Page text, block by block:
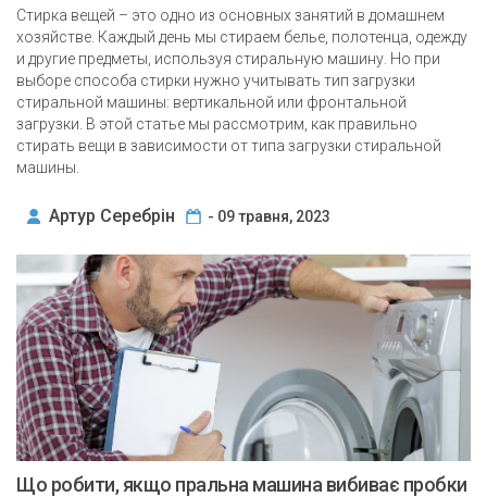
Стирка вещей – это одно из основных занятий в домашнем
хозяйстве. Каждый день мы стираем белье, полотенца, одежду
и другие предметы, используя стиральную машину. Но при
выборе способа стирки нужно учитывать тип загрузки
стиральной машины: вертикальной или фронтальной
загрузки. В этой статье мы рассмотрим, как правильно
стирать вещи в зависимости от типа загрузки стиральной
машины.
Артур Серебрін - 09 травня, 2023
Що робити, якщо пральна машина вибиває пробки